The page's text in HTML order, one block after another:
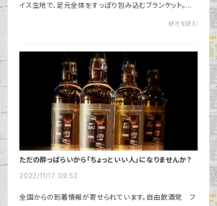
イス生地で、足元全体をすっぽり包み込むブランケット。そ
続きを読む
ただの酔っぱらいから「ちょっといい人」になりませんか？
2022/11/17 09:52
全国からの到着情報が寄せられています。自由飲酒党 フ